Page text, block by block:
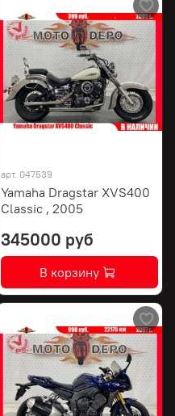
арт. 047539
Yamaha Dragstar XVS400
Classic , 2005
345000 руб
В корзину